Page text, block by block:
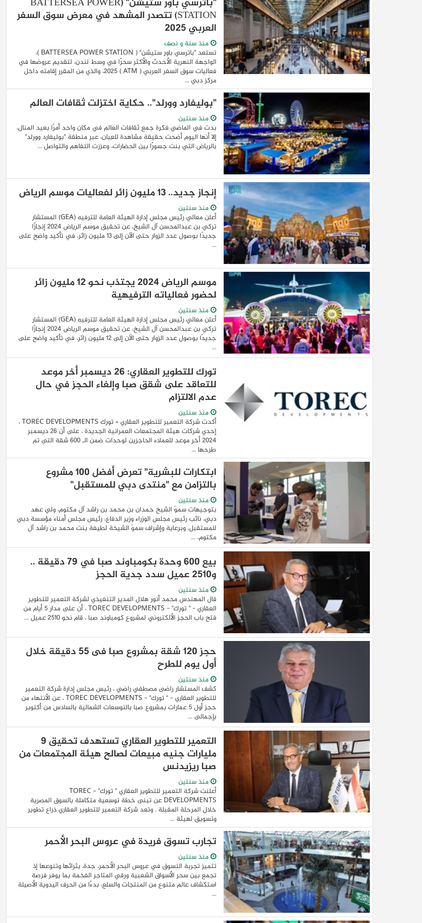
STATION) تتصدر المشهد في معرض سوق السفر
العربي 2025
منذ سنة و نصف
تستعد "باترسي باور ستيشن" ( BATTERSEA POWER STATION )،
الواجهة النهرية الأحدث والأكثر سحرًا في وسط لندن، لتقديم عروضها في
فعاليات سوق السفر العربي ( ATM ) 2025، والذي من المقرر إقامته داخل
مركز دبي ...
"بوليفارد وورلد".. حكاية اختزلت ثقافات العالم
منذ سنتين
بدت في الماضي فكرة جمع ثقافات العالم في مكان واحد أمرًا بعيد المنال،
إلا أنها اليوم أضحت حقيقة مشاهدة للعِيان، عبر منطقة "بوليفارد وورلد"
بالرياض التي بنت جسورًا بين الحضارات، وعززت التفاهم والتواصل ...
إنجاز جديد.. 13 مليون زائر لفعاليات موسم الرياض
منذ سنتين
أعلن معالي رئيس مجلس إدارة الهيئة العامة للترفيه (GEA) المستشار
تركي بن عبدالمحسن آل الشيخ، عن تحقيق موسم الرياض 2024 إنجازًا
جديدًا بوصول عدد الزوار حتى الآن إلى 13 مليون زائر، في تأكيد واضح على
...
موسم الرياض 2024 يجتذب نحو 12 مليون زائر
لحضور فعالياته الترفيهية
منذ سنتين
أعلن معالي رئيس مجلس إدارة الهيئة العامة للترفيه (GEA) المستشار
تركي بن عبدالمحسن آل الشيخ، عن تحقيق موسم الرياض 2024 إنجازًا
جديدًا بوصول عدد الزوار حتى الآن إلى 12 مليون زائر، في تأكيد واضح على
...
تورك للتطوير العقاري: 26 ديسمبر أخر موعد
للتعاقد على شقق صبا وإلغاء الحجز في حال
عدم الالتزام
منذ سنتين
أكدت شركة التعمير للتطوير العقاري – تورك TOREC DEVELOPMENTS ،
إحدي شركات هيئة المجتمعات العمرانية الجديدة ، على أن 26 ديسمبر
2024 أخر موعد للعملاء الحاجزين لوحدات ضمن الـ 600 شقة التى تم
طرحها ...
ابتكارات للبشرية" تعرض أفضل 100 مشروع
بالتزامن مع "منتدى دبي للمستقبل"
منذ سنتين
بتوجيهات سموّ الشيخ حمدان بن محمد بن راشد آل مكتوم، ولي عهد
دبي، نائب رئيس مجلس الوزراء وزير الدفاع، رئيس مجلس أمناء مؤسسة دبي
للمستقبل، وبرعاية وإشراف سموّ الشيخة لطيفة بنت محمد بن راشد آل
مكتوم، ...
بيع 600 وحدة بكومباوند صبا في 79 دقيقة ..
و2510 عميل سدد جدية الحجز
منذ سنتين
قال المهندس محمد أنور هلال المدير التنفيذي لشركة التعمير للتطوير
العقاري - " تورك" - TOREC DEVELOPMENTS ، أن على مدار 5 أيام من
فتح باب الحجز الألكتروني لمشروع كومباوند صبا ، قام نحو 2510 عميل ...
حجز 120 شقة بمشروع صبا فى 55 دقيقة خلال
أول يوم للطرح
منذ سنتين
كشف المستشار راضى مصطفي راضي ، رئيس مجلس إدارة شركة التعمير
للتطوير العقاري - " تورك" - TOREC DEVELOPMENTS ، عن الأنتهاء من
حجز أول 5 عمارات بمشروع صبا بالتوسعات الشمالية بالسادس من أكتوبر
بإجمالى ...
التعمير للتطوير العقاري تستهدف تحقيق 9
مليارات جنيه مبيعات لصالح هيئة المجتمعات من
صبا ريزيدنس
منذ سنتين
أعلنت شركة التعمير للتطوير العقاري " تورك" - TOREC
DEVELOPMENTS عن تبنى خطة توسعية متكاملة بالسوق المصرية
خلال المرحلة المقبلة . وتعد شركة التعمير للتطوير العقاري ذراع تطوير
وتسويق لهيئة ...
تجارب تسوق فريدة في عروس البحر الأحمر
منذ سنتين
تتميز تجربة التسوق في عروس البحر الأحمر، جدة، بثرائها وتنوعها إذ
تجمع بين سحر الأسواق الشعبية ورقي المتاجر الفخمة بما يوفر فرصة
استكشاف عالم متنوع من المنتجات والسلع، بدءًا من الحرف اليدوية الأصيلة
...